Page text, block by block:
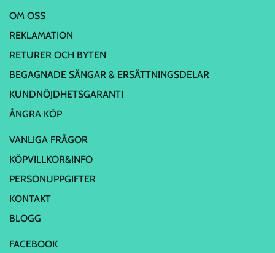
OM OSS
REKLAMATION
RETURER OCH BYTEN
BEGAGNADE SÄNGAR & ERSÄTTNINGSDELAR
KUNDNÖJDHETSGARANTI
ÅNGRA KÖP
VANLIGA FRÅGOR
KÖPVILLKOR&INFO
PERSONUPPGIFTER
KONTAKT
BLOGG
FACEBOOK